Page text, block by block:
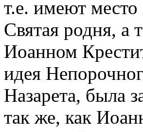
т.е. имеют
Святая родня, а
Иоанном
идея
Назарета, была
так же, как